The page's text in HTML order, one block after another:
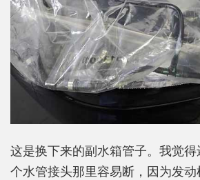
这是换下来的副水箱管子。我觉
个水管接头那里容易断，因为发动